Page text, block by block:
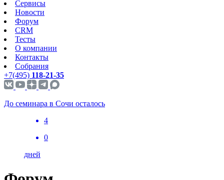
Сервисы
Новости
Форум
CRM
Тесты
О компании
Контакты
Собрания
+7(495) 118-21-35
До семинара в Сочи осталось
4
0
дней